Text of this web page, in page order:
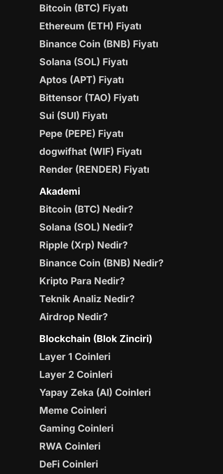
Bitcoin (BTC) Fiyatı
Ethereum (ETH) Fiyatı
Binance Coin (BNB) Fiyatı
Solana (SOL) Fiyatı
Aptos (APT) Fiyatı
Bittensor (TAO) Fiyatı
Sui (SUI) Fiyatı
Pepe (PEPE) Fiyatı
dogwifhat (WIF) Fiyatı
Render (RENDER) Fiyatı
Akademi
Bitcoin (BTC) Nedir?
Solana (SOL) Nedir?
Ripple (Xrp) Nedir?
Binance Coin (BNB) Nedir?
Kripto Para Nedir?
Teknik Analiz Nedir?
Airdrop Nedir?
Blockchain (Blok Zinciri)
Layer 1 Coinleri
Layer 2 Coinleri
Yapay Zeka (AI) Coinleri
Meme Coinleri
Gaming Coinleri
RWA Coinleri
DeFi Coinleri